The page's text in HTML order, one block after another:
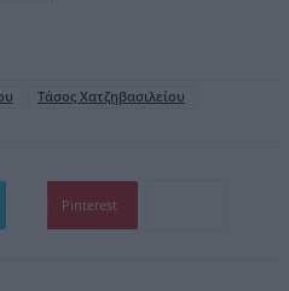
Τάσος Χατζηβασιλείου
Pinterest